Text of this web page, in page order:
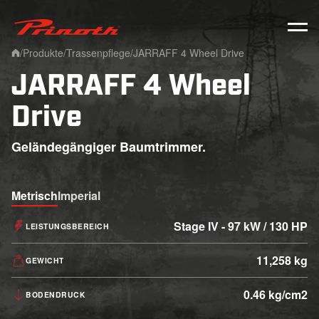
Prinoth - Corporate Website
/Produkte/Trassenpflege/JARRAFF 4 Wheel Drive
JARRAFF 4 Wheel
Drive
Geländegängiger Baumtrimmer.
MetrischImperial
LEISTUNGSBEREICH Stage IV - 97 kW / 130 HP
GEWICHT 11,258 kg
BODENDRUCK 0.46 kg/cm2